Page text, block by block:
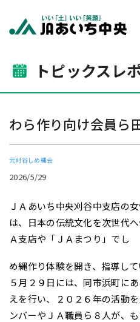
トピックスレ
わら作り向け会員ら
元刈谷しめ縄会
2026/5/29
ＪＡあいち中央刈谷中支店の
は、日本の伝統文化を次世代
Ａ支店や「ＪＡまつり」でし
め縄作り体験を開き、指導して
５月２９日には、同市浜町に
えを行い、２０２６年の活動
ンバーやＪＡ職員ら８人が、